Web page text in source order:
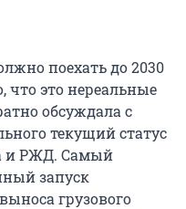
поехать до 2030
что это нереальные
обсуждала с
текущий статус
и РЖД. Самый
запуск
грузового